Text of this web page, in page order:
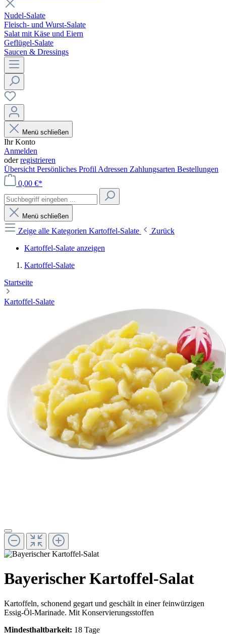
Nudel-Salate
Fleisch- und Wurst-Salate
Salat mit Käse und Eiern
Geflügel-Salate
Saucen & Dressings
Menü schließen
Ihr Konto
Anmelden
oderregistrieren
Übersicht Persönliches Profil Adressen Zahlungsarten Bestellungen
0,00 €*
Menü schließen
Zeige alle Kategorien Kartoffel-Salate
Zurück
Kartoffel-Salate anzeigen
Kartoffel-Salate
Startseite
Kartoffel-Salate
Bayerischer Kartoffel-Salat
Kartoffeln, schonend gegart und geschält in einer feinwürzigen
Essig-Öl-Marinade. Mit Konservierungsstoffen
Mindesthaltbarkeit: 18 Tage